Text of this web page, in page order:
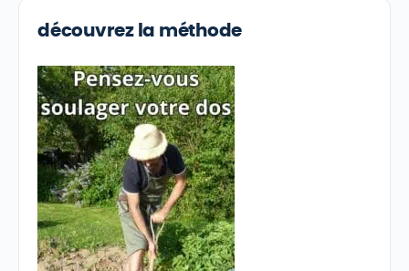
découvrez la méthode